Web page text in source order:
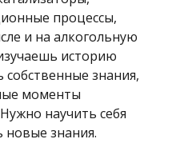
процессы,
и на алкогольную
историю
знания,
моменты
Нужно научить себя
новые знания.